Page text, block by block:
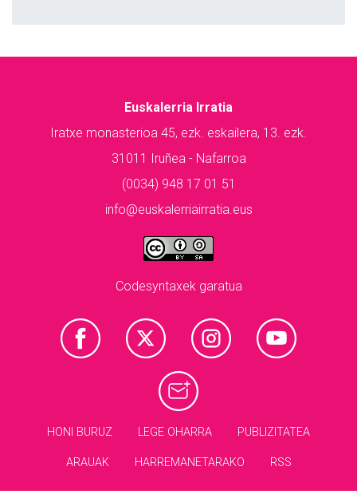
Euskalerria Irratia
Iratxe monasterioa 45, ezk. eskailera, 13. ezk.
31011 Iruñea - Nafarroa
(0034) 948 17 01 51
info@euskalerriairratia.eus
Codesyntaxek garatua
HONI BURUZ LEGE OHARRA PUBLIZITATEA
ARAUAK HARREMANETARAKO RSS